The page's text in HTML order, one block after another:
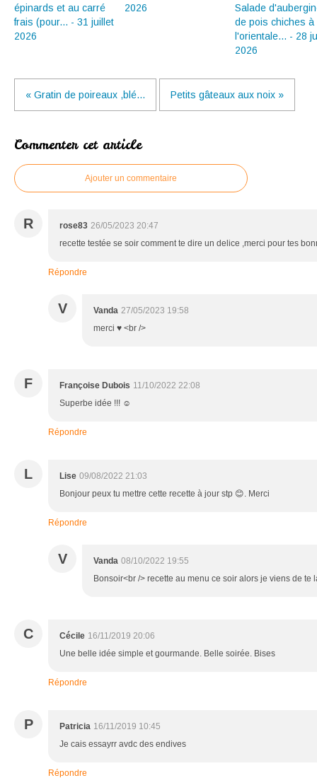
épinards et au carré
frais (pour... - 31 juillet
2026
2026
Salade
de pois chiches à
l'orientale... - 28
2026
« Gratin de poireaux ,blé... Petits gâteaux aux noix »
Commenter cet article
Ajouter un commentaire
R rose83 26/05/2023 20:47
recette testée se soir comment te dire un delice ,merci pour tes
Répondre
V Vanda 27/05/2023 19:58
merci ♥ <br />
F Françoise Dubois 11/10/2022 22:08
Superbe idée !!! ☺️
Répondre
L Lise 09/08/2022 21:03
Bonjour peux tu mettre cette recette à jour stp 😊. Merci
Répondre
V Vanda 08/10/2022 19:55
Bonsoir<br /> recette au menu ce soir alors je viens de te
C Cécile 16/11/2019 20:06
Une belle idée simple et gourmande. Belle soirée. Bises
Répondre
P Patricia 16/11/2019 10:45
Je cais essayrr avdc des endives
Répondre